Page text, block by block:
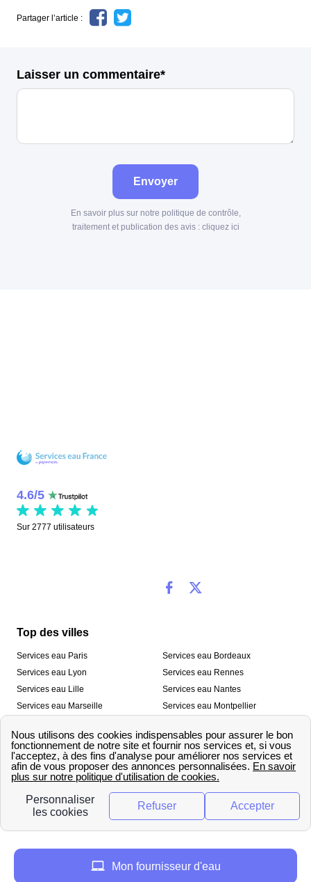
Partager l’article :
Laisser un commentaire*
Envoyer
En savoir plus sur notre politique de contrôle,
traitement et publication des avis : cliquez ici
4.6/5
Sur 2777 utilisateurs
Top des villes
Services eau Paris
Services eau Lyon
Services eau Lille
Services eau Marseille
Services eau Toulon
Services eau Bordeaux
Services eau Rennes
Services eau Nantes
Services eau Montpellier
Services eau Strasbourg
Nos outils
🛁 Simulateur consommation eau
💧 Comparer les fournisseurs
d’eau
Mon fournisseur d'eau